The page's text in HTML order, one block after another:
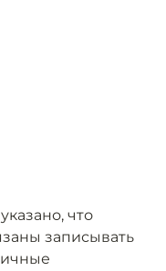
что
записывать